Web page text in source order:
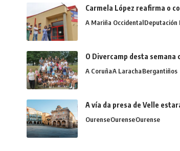
Carmela López reafirma o
A Mariña OccidentalDeputación
O Divercamp desta
A CoruñaA LarachaBergantiños
A vía da presa de Velle
OurenseOurenseOurense